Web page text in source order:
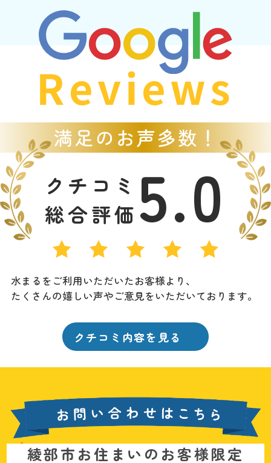
Reviews
クチコミ
総合評価 5.0
水まるをご利用いただいたお客様より、
たくさんの嬉しい声やご意見をいただいております。
クチコミ内容を見る
綾部市お住まいのお客様限定